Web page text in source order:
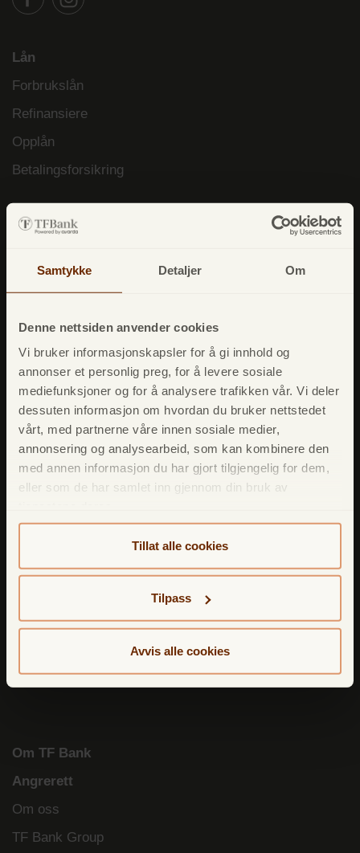
Samtykke Detaljer Om
Denne nettsiden anvender cookies
Vi bruker informasjonskapsler for å gi innhold og
annonser et personlig preg, for å levere sosiale
mediefunksjoner og for å analysere trafikken vår. Vi deler
dessuten informasjon om hvordan du bruker nettstedet
vårt, med partnerne våre innen sosiale medier,
annonsering og analysearbeid, som kan kombinere den
med annen informasjon du har gjort tilgjengelig for dem,
eller som de har samlet inn gjennom din bruk av
Tillat alle cookies
Tilpass
Avvis alle cookies
Lån
Forbrukslån
Refinansiere
Opplån
Betalingsforsikring
Kredittkort
Fordelsprogram
ID-tyveriforsikring
Betalingsforsikring
App
Apple Pay
Google Pay
Mastercard Identity Check
Vilkår
Om TF Bank
Angrerett
Om oss
TF Bank Group